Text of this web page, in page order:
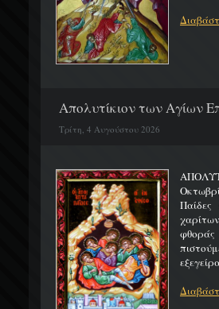
Απολυτίκιον των Αγίων
Τρίτη, 4 Αυγούστου 2026